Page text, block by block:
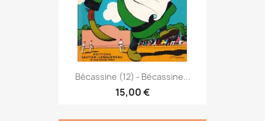
Bécassine (12) - Bécassine...
15,00 €